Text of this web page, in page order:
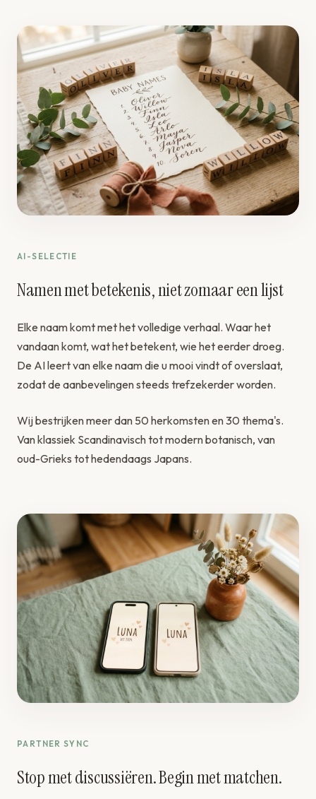
AI-SELECTIE
Namen met betekenis, niet zomaar een lijst
Elke naam komt met het volledige verhaal. Waar het
vandaan komt, wat het betekent, wie het eerder droeg.
De AI leert van elke naam die u mooi vindt of overslaat,
zodat de aanbevelingen steeds trefzekerder worden.
Wij bestrijken meer dan 50 herkomsten en 30 thema's.
Van klassiek Scandinavisch tot modern botanisch, van
oud-Grieks tot hedendaags Japans.
PARTNER SYNC
Stop met discussiëren. Begin met matchen.